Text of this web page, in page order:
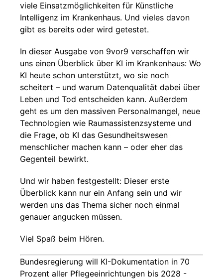
viele Einsatzmöglichkeiten für Künstliche
Intelligenz im Krankenhaus. Und vieles davon
gibt es bereits oder wird getestet.
In dieser Ausgabe von 9vor9 verschaffen wir
uns einen Überblick über KI im Krankenhaus: Wo
KI heute schon unterstützt, wo sie noch
scheitert – und warum Datenqualität dabei über
Leben und Tod entscheiden kann. Außerdem
geht es um den massiven Personalmangel, neue
Technologien wie Raumassistenzsysteme und
die Frage, ob KI das Gesundheitswesen
menschlicher machen kann – oder eher das
Gegenteil bewirkt.
Und wir haben festgestellt: Dieser erste
Überblick kann nur ein Anfang sein und wir
werden uns das Thema sicher noch einmal
genauer angucken müssen.
Viel Spaß beim Hören.
Bundesregierung will KI-Dokumentation in 70
Prozent aller Pflegeeinrichtungen bis 2028 -